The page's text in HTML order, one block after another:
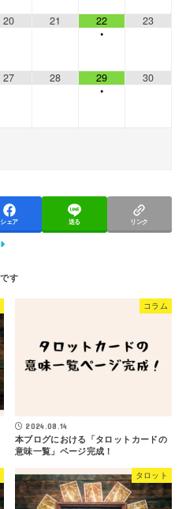
20 21
22
•
23
27 28
29
•
30
シェア 送る リンク
コラム
2024.08.14
本ブログにおける「タロットカードの
意味一覧」ページ完成！
タロット